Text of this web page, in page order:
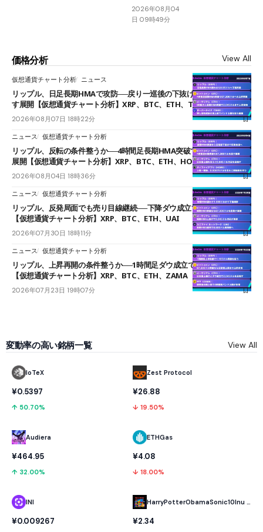
2026年08月04
日 09時49分
価格分析 View All
仮想通貨チャート分析 ニュース
リップル、日足長期HMAで攻防──戻り一巡後の下抜けで0.95ドルを試
す展開【仮想通貨チャート分析】XRP、BTC、ETH、TAKE
2026年08月07日 18時22分
ニュース 仮想通貨チャート分析
リップル、反転の条件整うか──4時間足長期HMA突破で雲下端を目指す
展開【仮想通貨チャート分析】XRP、BTC、ETH、HOME
2026年08月04日 18時36分
ニュース 仮想通貨チャート分析
リップル、反発局面でも売り目線継続──下降ダウ成立で下値追う展開
【仮想通貨チャート分析】XRP、BTC、ETH、UAI
2026年07月30日 18時11分
ニュース 仮想通貨チャート分析
リップル、上昇再開の条件整うか──1時間足ダウ成立で1.185ドルを狙う
【仮想通貨チャート分析】XRP、BTC、ETH、ZAMA
2026年07月23日 19時07分
変動率の高い銘柄一覧 View All
IoTeX
¥0.5397
↑ 50.70%
Audiera
¥464.95
↑ 32.00%
INI
¥0.009267
Zest Protocol
¥26.88
↓ 19.50%
ETHGas
¥4.08
↓ 18.00%
HarryPotterObamaSonic10Inu (ETH)
¥2.34